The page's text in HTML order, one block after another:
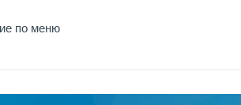
по меню